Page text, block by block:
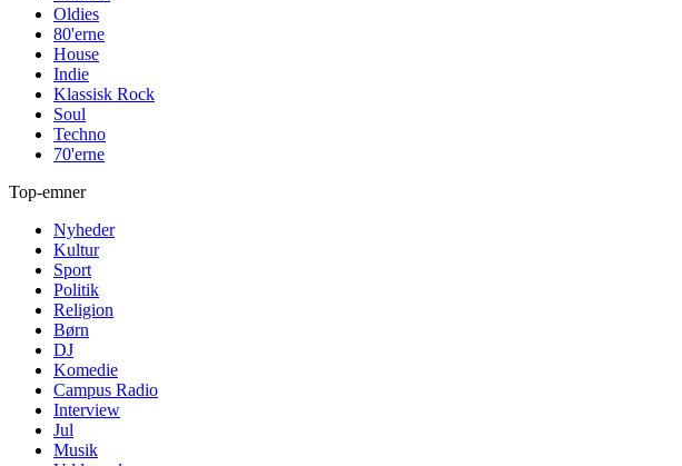
Oldies
80'erne
House
Indie
Klassisk Rock
Soul
Techno
70'erne
Top-emner
Nyheder
Kultur
Sport
Politik
Religion
Børn
DJ
Komedie
Campus Radio
Interview
Jul
Musik